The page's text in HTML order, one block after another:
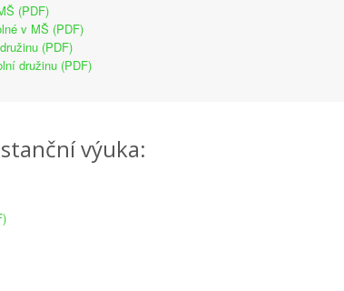
(PDF)
v MŠ (PDF)
(PDF)
družinu (PDF)
výuka: